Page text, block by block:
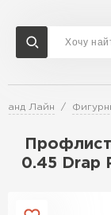
Лайн
0.45 Drap
Доставка и
Перейти в